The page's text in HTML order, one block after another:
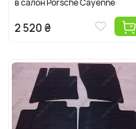
в салон Porsche Cayenne
2 520 ₴